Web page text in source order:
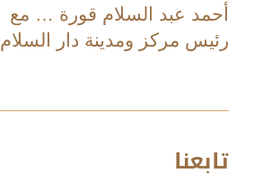
أحمد عبد السلام قورة … مع
رئيس مركز ومدينة دار السلام
تابعنا